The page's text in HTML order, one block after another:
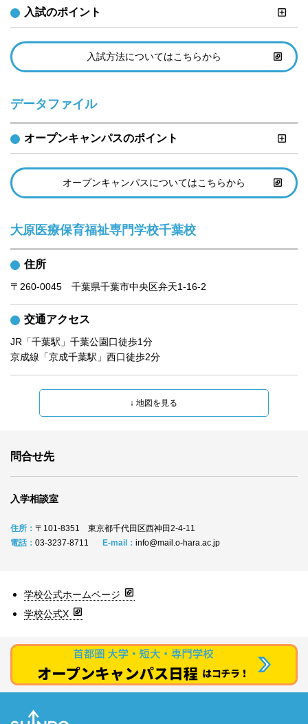
入試のポイント
入試方法についてはこちらから
データファイル
オープンキャンパスのポイント
オープンキャンパスについてはこちらから
大原医療保育福祉専門学校千葉校
住所
〒260-0045　千葉県千葉市中央区弁天1‐16‐2
交通アクセス
JR「千葉駅」千葉公園口徒歩1分
京成線「京成千葉駅」西口徒歩2分
問合せ先
入学相談室
住所： 〒101‐8351 東京都千代田区西神田2‐4‐11
電話： 03‐3237‐8711 E-mail： info@mail.o-hara.ac.jp
学校公式ホームページ
学校公式X